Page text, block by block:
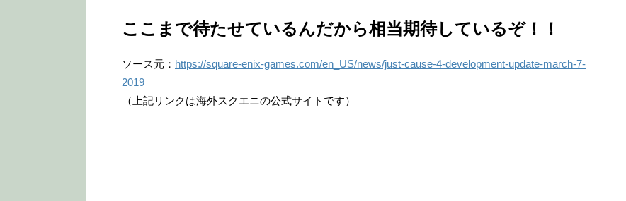
ここまで待たせているんだから相当期待しているぞ！！
ソース元： https://square-enix-games.com/en_US/news/just-cause-4-development-update-march-7-
2019
（上記リンクは海外スクエニの公式サイトです）